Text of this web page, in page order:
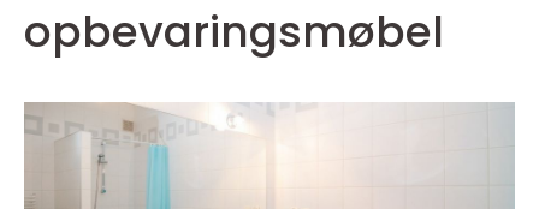
opbevaringsmøbel